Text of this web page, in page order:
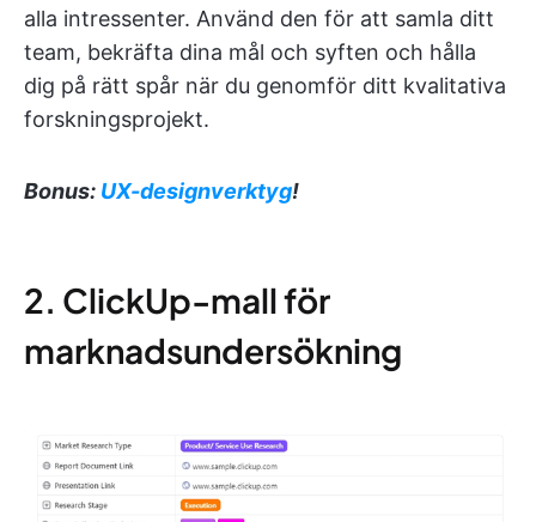
alla intressenter. Använd den för att samla ditt
team, bekräfta dina mål och syften och hålla
dig på rätt spår när du genomför ditt kvalitativa
forskningsprojekt.
Bonus: UX-designverktyg!
2. ClickUp-mall för
marknadsundersökning